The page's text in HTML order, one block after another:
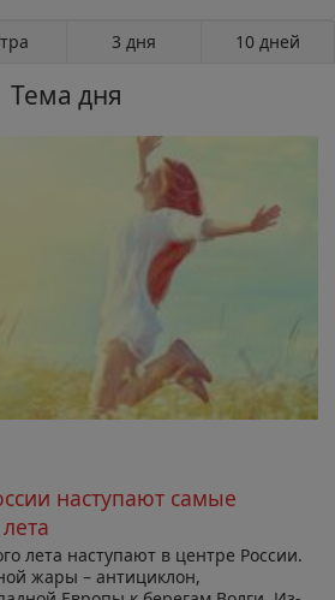
3 дня 10 дней
Тема дня
наступают самые
лета наступают в центре России.
жары – антициклон,